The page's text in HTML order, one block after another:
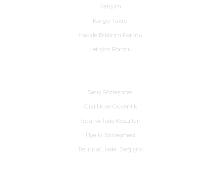
İletişim
Kargo Takibi
Havale Bildirim Formu
İletişim Formu
Satış Sözleşmesi
Gizlilik ve Güvenlik
İptal ve İade Koşulları
Üyelik Sözleşmesi
Teslimat, İade, Değişim